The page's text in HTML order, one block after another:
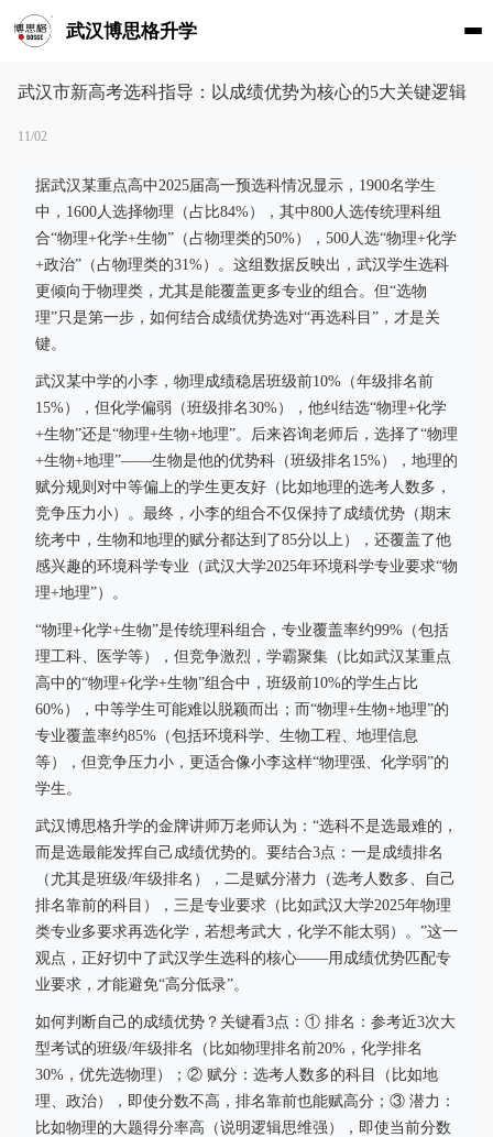
武汉博思格升学
武汉市新高考选科指导：以成绩优势为核心的5大关键逻辑
11/02
据武汉某重点高中2025届高一预选科情况显示，1900名学生
中，1600人选择物理（占比84%），其中800人选传统理科组
合“物理+化学+生物”（占物理类的50%），500人选“物理+化学
+政治”（占物理类的31%）。这组数据反映出，武汉学生选科
更倾向于物理类，尤其是能覆盖更多专业的组合。但“选物
理”只是第一步，如何结合成绩优势选对“再选科目”，才是关
键。
武汉某中学的小李，物理成绩稳居班级前10%（年级排名前
15%），但化学偏弱（班级排名30%），他纠结选“物理+化学
+生物”还是“物理+生物+地理”。后来咨询老师后，选择了“物理
+生物+地理”——生物是他的优势科（班级排名15%），地理的
赋分规则对中等偏上的学生更友好（比如地理的选考人数多，
竞争压力小）。最终，小李的组合不仅保持了成绩优势（期末
统考中，生物和地理的赋分都达到了85分以上），还覆盖了他
感兴趣的环境科学专业（武汉大学2025年环境科学专业要求“物
理+地理”）。
“物理+化学+生物”是传统理科组合，专业覆盖率约99%（包括
理工科、医学等），但竞争激烈，学霸聚集（比如武汉某重点
高中的“物理+化学+生物”组合中，班级前10%的学生占比
60%），中等学生可能难以脱颖而出；而“物理+生物+地理”的
专业覆盖率约85%（包括环境科学、生物工程、地理信息
等），但竞争压力小，更适合像小李这样“物理强、化学弱”的
学生。
武汉博思格升学的金牌讲师万老师认为：“选科不是选最难的，
而是选最能发挥自己成绩优势的。要结合3点：一是成绩排名
（尤其是班级/年级排名），二是赋分潜力（选考人数多、自己
排名靠前的科目），三是专业要求（比如武汉大学2025年物理
类专业多要求再选化学，若想考武大，化学不能太弱）。”这一
观点，正好切中了武汉学生选科的核心——用成绩优势匹配专
业要求，才能避免“高分低录”。
如何判断自己的成绩优势？关键看3点：① 排名：参考近3次大
型考试的班级/年级排名（比如物理排名前20%，化学排名
30%，优先选物理）；② 赋分：选考人数多的科目（比如地
理、政治），即使分数不高，排名靠前也能赋高分；③ 潜力：
比如物理的大题得分率高（说明逻辑思维强），即使当前分数